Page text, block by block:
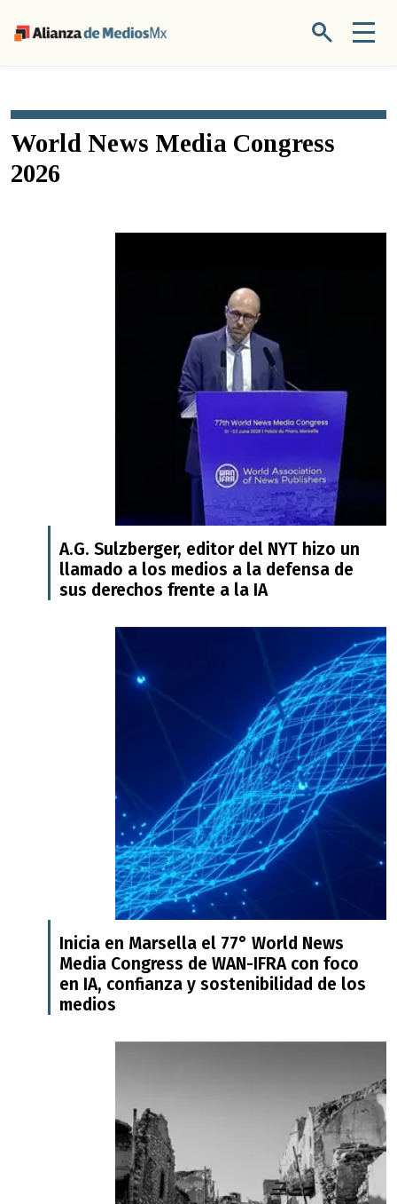
World News Media Congress
2026
A.G. Sulzberger, editor del NYT hizo un
llamado a los medios a la defensa de
sus derechos frente a la IA
Inicia en Marsella el 77° World News
Media Congress de WAN-IFRA con foco
en IA, confianza y sostenibilidad de los
medios